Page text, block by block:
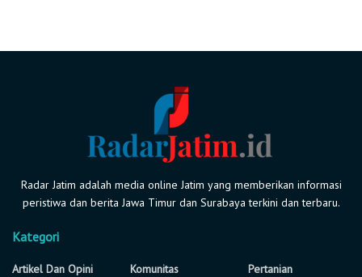
Radar Jatim adalah media online Jatim yang memberikan informasi
peristiwa dan berita Jawa Timur dan Surabaya terkini dan terbaru.
Kategori
Artikel Dan Opini
Komunitas
Pertanian